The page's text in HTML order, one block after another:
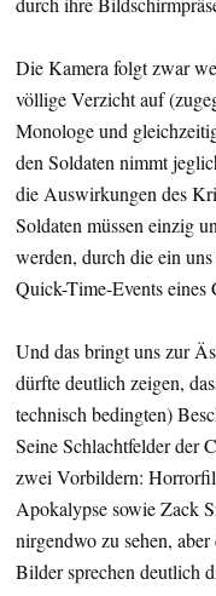
Die Kamera folgt zwar
völlige Verzicht auf
Monologe und
den Soldaten nimmt
die Auswirkungen des
Soldaten müssen einzig
werden, durch die ein
Quick-Time-Events
Und das bringt uns zur
dürfte deutlich zeigen,
technisch bedingten)
Seine Schlachtfelder der
zwei Vorbildern:
Apokalypse sowie Zack
nirgendwo zu sehen,
Bilder sprechen deutlich